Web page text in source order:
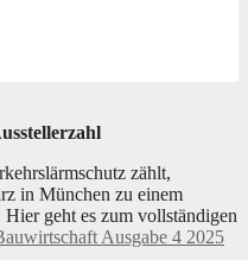
zählt,
in München zu einem
geht es zum vollständigen
Ausgabe 4 2025